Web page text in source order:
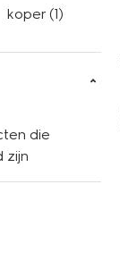
koper(1)
die
zijn